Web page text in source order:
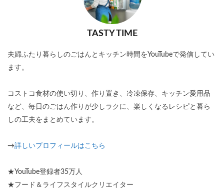
TASTY TIME
夫婦ふたり暮らしのごはんとキッチン時間をYouTubeで発信してい
ます。
コストコ食材の使い切り、作り置き、冷凍保存、キッチン愛用品
など、毎日のごはん作りが少しラクに、楽しくなるレシピと暮ら
しの工夫をまとめています。
→詳しいプロフィールはこちら
★YouTube登録者35万人
★フード＆ライフスタイルクリエイター